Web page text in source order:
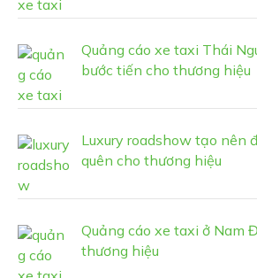
Quảng cáo xe taxi Thái
bước tiến cho thương hiệu
Luxury roadshow tạo nên
quên cho thương hiệu
Quảng cáo xe taxi ở Nam
thương hiệu